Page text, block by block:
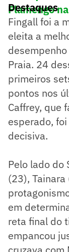
Flamengo
Destaques
Fingall foi a
eleita a
Praia. 24
primeiros
pontos nos
Caffrey, que
esperado,
decisiva.
Pelo lado do
(23),
em
reta final do
empancou